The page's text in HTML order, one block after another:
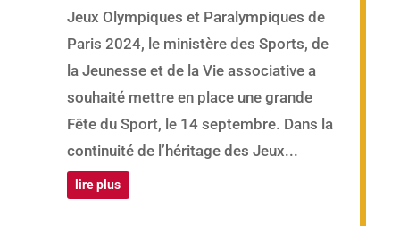
Jeux Olympiques et Paralympiques de
Paris 2024, le ministère des Sports, de
la Jeunesse et de la Vie associative a
souhaité mettre en place une grande
Fête du Sport, le 14 septembre. Dans la
continuité de l’héritage des Jeux...
lire plus